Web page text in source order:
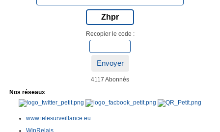
Zhpr
Recopier le code :
Envoyer
4117 Abonnés
Nos réseaux
www.telesurveillance.eu